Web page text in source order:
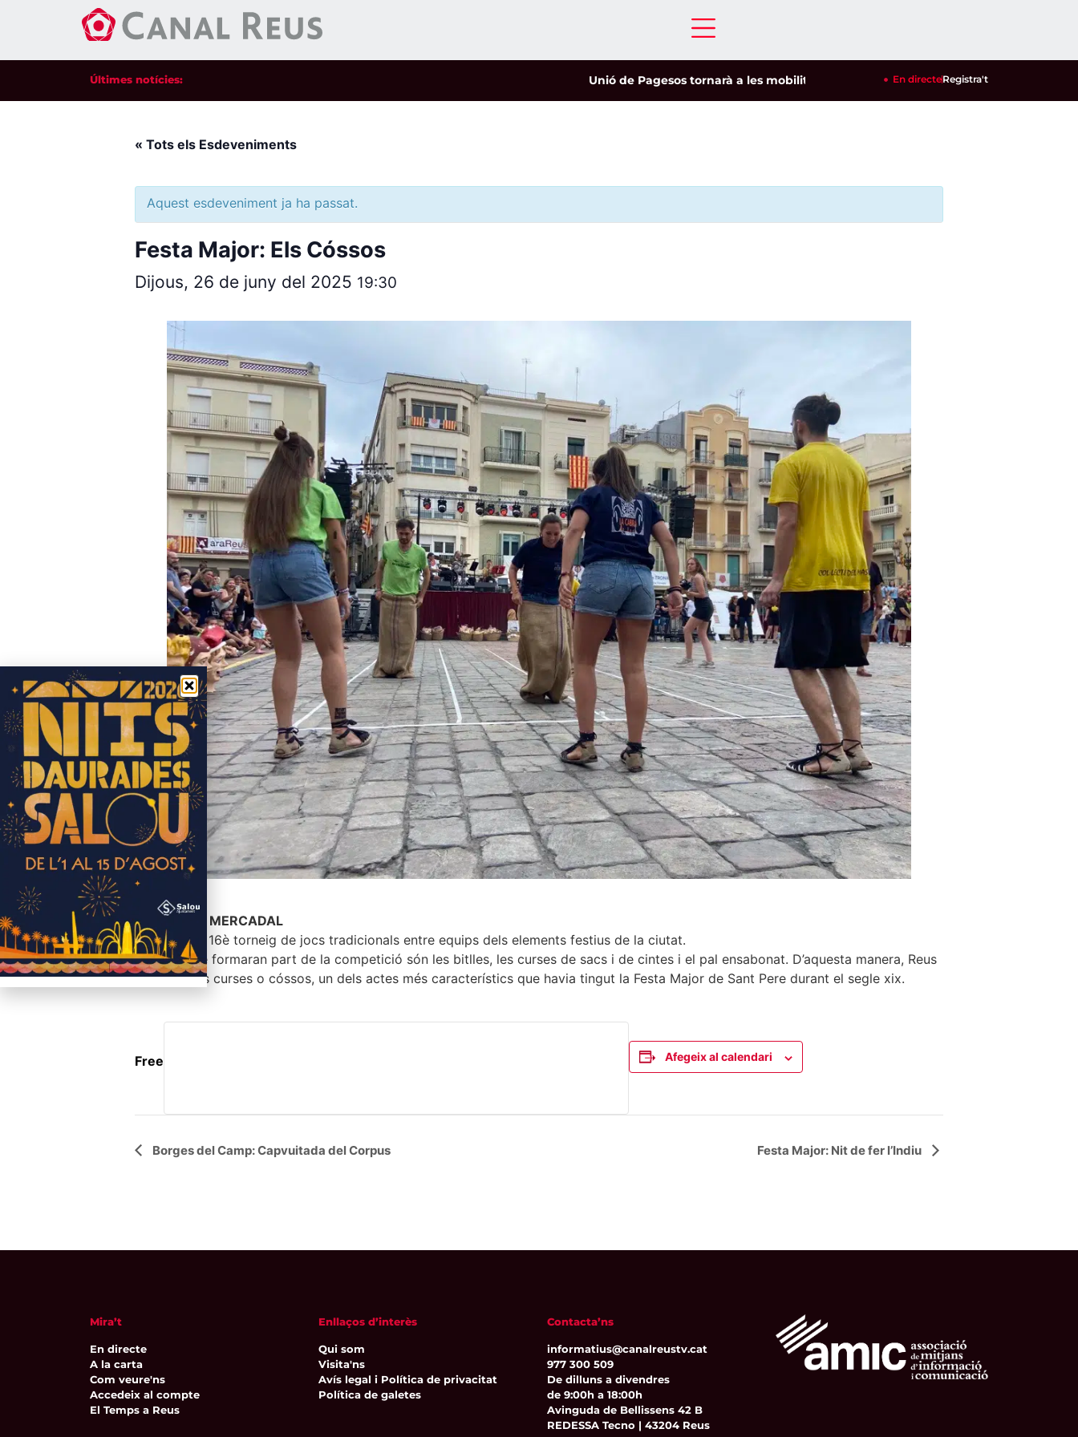
Últimes notícies: Unió de Pagesos tornarà a les mobilitzacions per defensar els cultius de la garrofa i
En directeRegistra't
« Tots els Esdeveniments
Aquest esdeveniment ja ha passat.
Festa Major: Els Cóssos
Dijous, 26 de juny del 2025 19:30
19.30 h
PLAÇA DEL MERCADAL
Els Cóssos, 16è torneig de jocs tradicionals entre equips dels elements festius de la ciutat.
Els jocs que formaran part de la competició són les bitlles, les curses de sacs i de cintes i el pal ensabonat. D’aquesta manera, Reus
recupera les curses o cóssos, un dels actes més característics que havia tingut la Festa Major de Sant Pere durant el segle xix.
Free Afegeix al calendari
Navegació
Borges del Camp: Capvuitada del Corpus Festa Major: Nit de fer l’Indiu
Mira’t
En directe
A la carta
Com veure'ns
Accedeix al compte
El Temps a Reus
Enllaços d’interès
Qui som
Visita'ns
Avís legal i Política de privacitat
Política de galetes
Contacta’ns
informatius@canalreustv.cat
977 300 509
De dilluns a divendres
de 9:00h a 18:00h
Avinguda de Bellissens 42 B
REDESSA Tecno | 43204 Reus